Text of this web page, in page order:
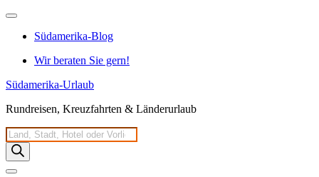
Zum
springenSüdamerika-Blog
Wir beraten Sie gern!
Südamerika-Urlaub
Rundreisen, Kreuzfahrten & Länderurlaub
Products
search